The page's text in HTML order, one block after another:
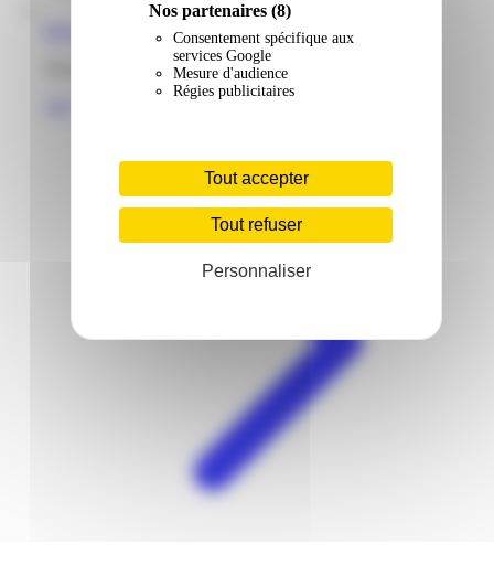
Nos partenaires (8)
Consentement spécifique aux
services Google
Mesure d'audience
Régies publicitaires
Tout accepter
Tout refuser
Personnaliser
Bricoceram | Terca | Matoury
Zone Terca 97351 Matoury Guyane